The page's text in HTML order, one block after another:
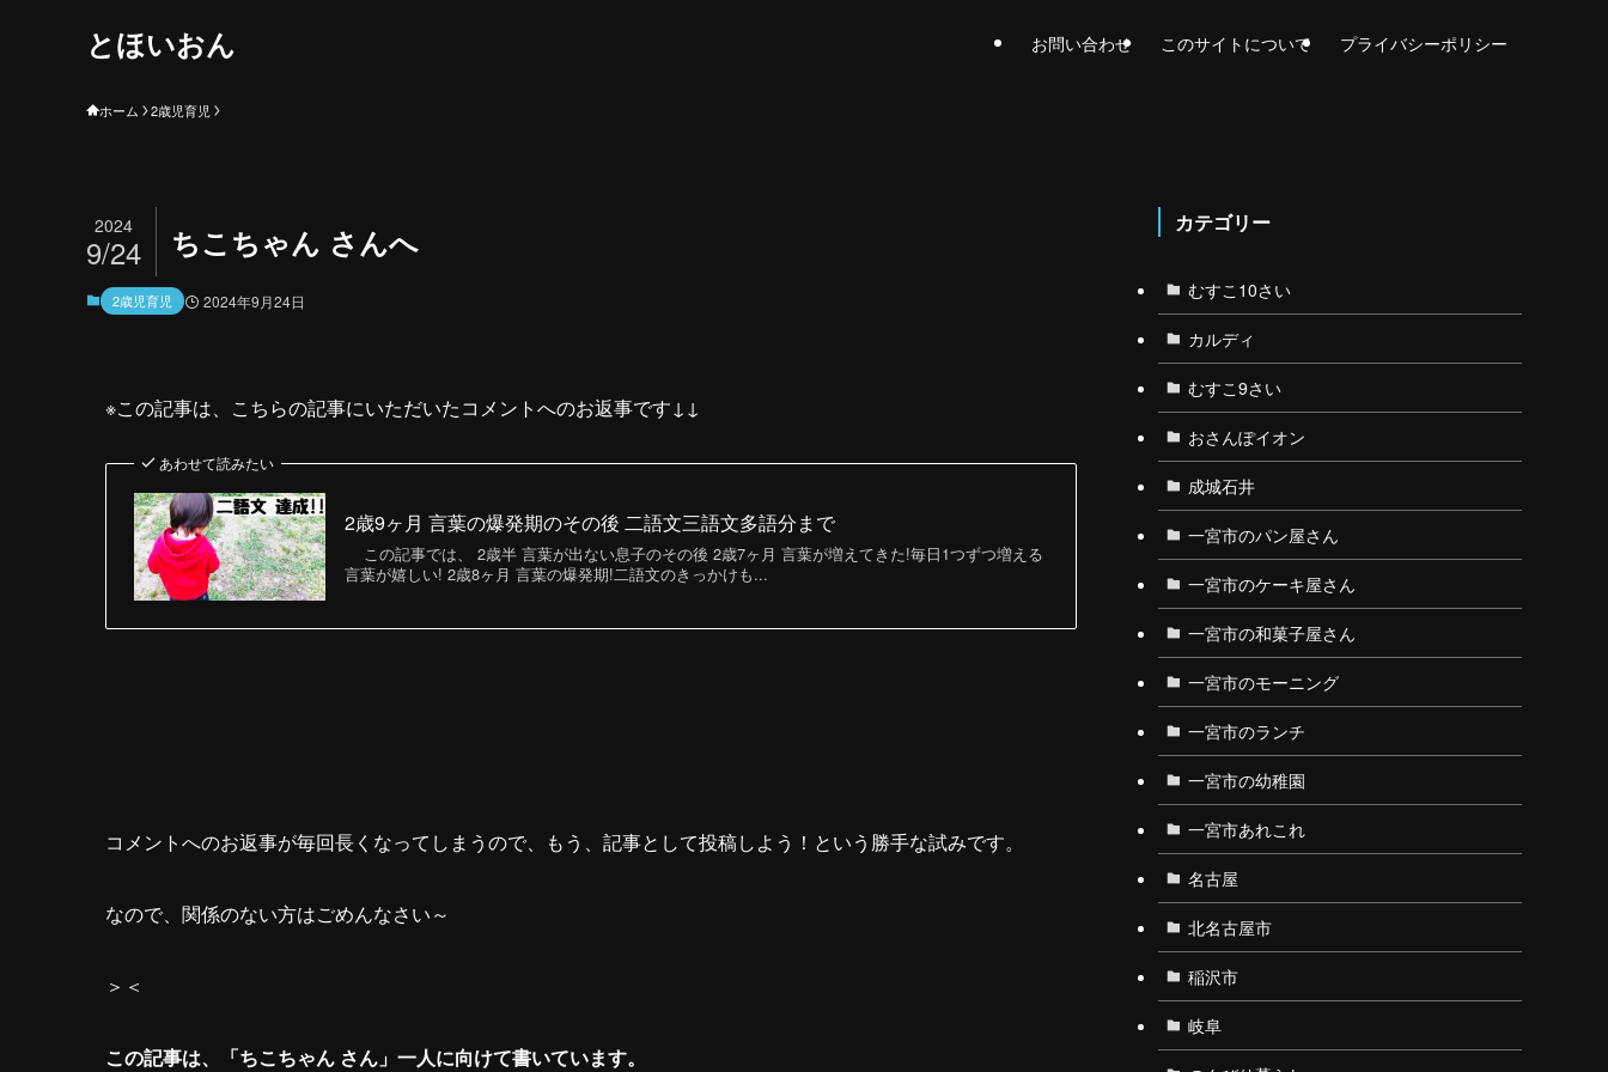
とほいおん お問い合わせ このサイトについて プライバシーポリシー
ホーム 2歳児育児
ちこちゃん さんへ
2024
9/24
2歳児育児 2024年9月24日
※この記事は、こちらの記事にいただいたコメントへのお返事です↓↓
あわせて読みたい
2歳9ヶ月 言葉の爆発期のその後 二語文三語文多語分まで
この記事では、 2歳半 言葉が出ない息子のその後 2歳7ヶ月 言葉が増えてきた!毎日1つずつ増える
言葉が嬉しい! 2歳8ヶ月 言葉の爆発期!二語文のきっかけも...
コメントへのお返事が毎回長くなってしまうので、もう、記事として投稿しよう！という勝手な試みです。
なので、関係のない方はごめんなさい～
＞＜
この記事は、「ちこちゃん さん」一人に向けて書いています。
カテゴリー
むすこ10さい
カルディ
むすこ9さい
おさんぽイオン
成城石井
一宮市のパン屋さん
一宮市のケーキ屋さん
一宮市の和菓子屋さん
一宮市のモーニング
一宮市のランチ
一宮市の幼稚園
一宮市あれこれ
名古屋
北名古屋市
稲沢市
岐阜